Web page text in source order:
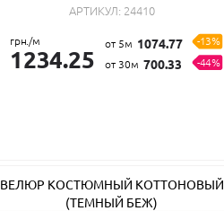
АРТИКУЛ: 24410
грн./м
1234.25
от 5м 1074.77
-13%
от 30м 700.33 -44%
ВЕЛЮР КОСТЮМНЫЙ КОТТОНОВЫЙ
(ТЕМНЫЙ БЕЖ)